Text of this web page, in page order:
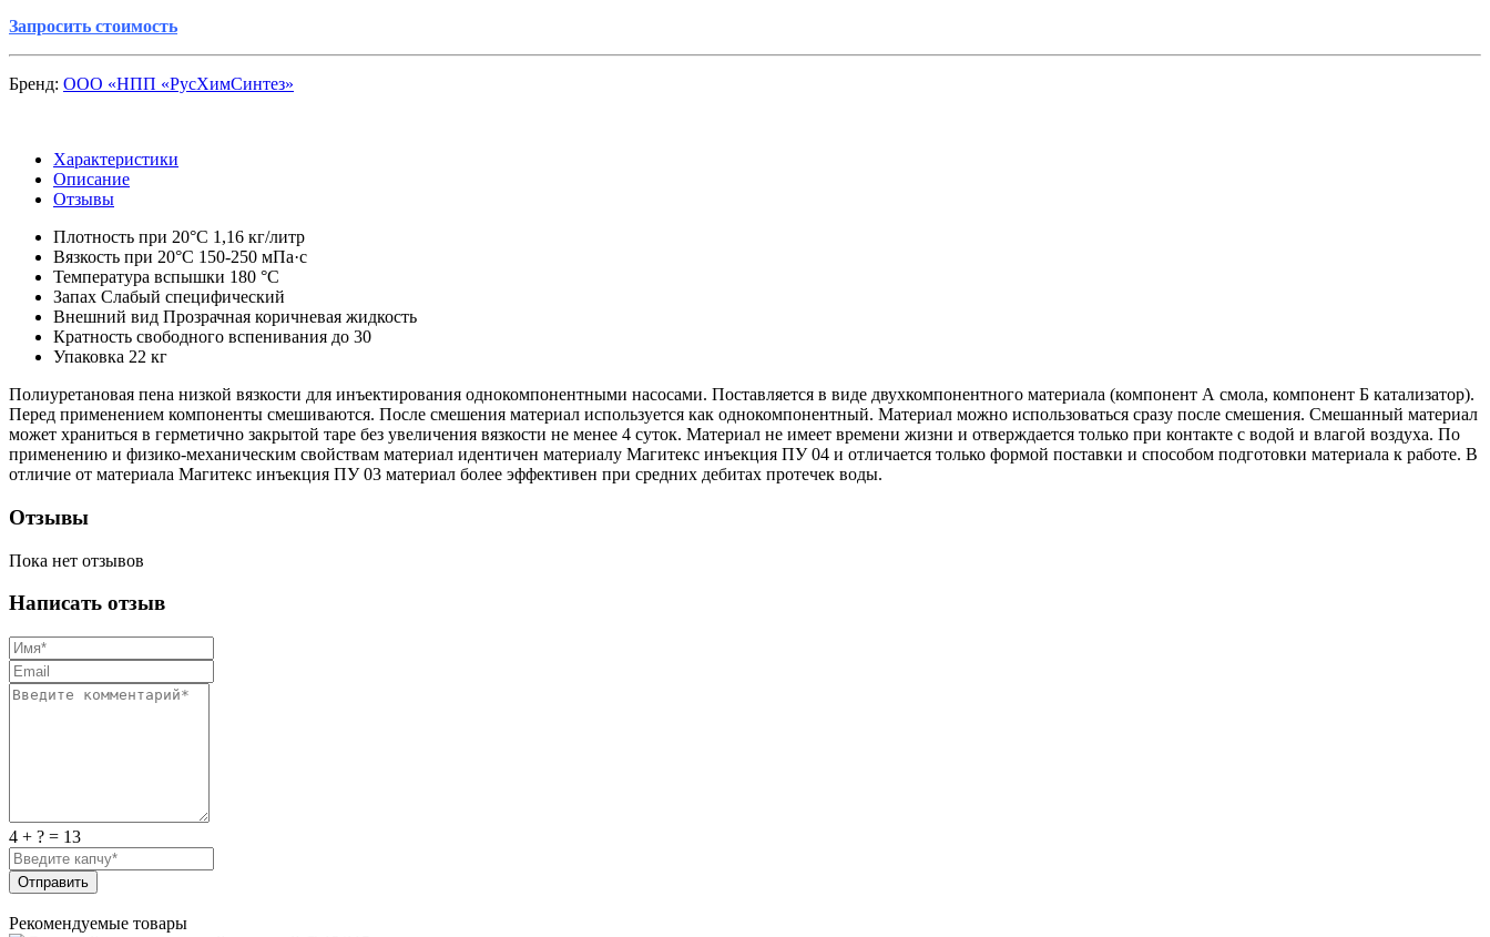
Запросить стоимость
Бренд: ООО «НПП «РусХимСинтез»
Характеристики
Описание
Отзывы
Плотность при 20°С 1,16 кг/литр
Вязкость при 20°С 150-250 мПа·с
Температура вспышки 180 °С
Запах Слабый специфический
Внешний вид Прозрачная коричневая жидкость
Кратность свободного вспенивания до 30
Упаковка 22 кг
Полиуретановая пена низкой вязкости для инъектирования однокомпонентными насосами. Поставляется в виде двухкомпонентного материала (компонент А смола, компонент Б катализатор).
Перед применением компоненты смешиваются. После смешения материал используется как однокомпонентный. Материал можно использоваться сразу после смешения. Смешанный материал
может храниться в герметично закрытой таре без увеличения вязкости не менее 4 суток. Материал не имеет времени жизни и отверждается только при контакте с водой и влагой воздуха. По
применению и физико-механическим свойствам материал идентичен материалу Магитекс инъекция ПУ 04 и отличается только формой поставки и способом подготовки материала к работе. В
отличие от материала Магитекс инъекция ПУ 03 материал более эффективен при средних дебитах протечек воды.
Отзывы
Пока нет отзывов
Написать отзыв
4 + ? = 13
Отправить
Рекомендуемые товары